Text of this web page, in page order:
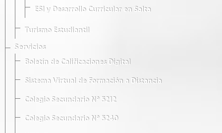
ESI y Desarrollo Curricular en Salta
Turismo Estudiantil
Servicios
Boletín de Calificaciones Digital
Sistema Virtual de Formación a Distancia
Colegio Secundario Nº 5212
Colegio Secundario Nº 5240